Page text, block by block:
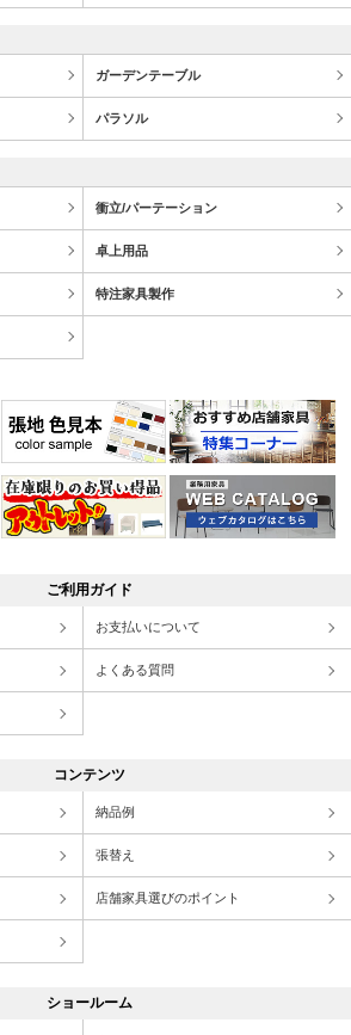
ガーデンテーブル
パラソル
衝立/パーテーション
卓上用品
特注家具製作
ご利用ガイド
お支払いについて
よくある質問
コンテンツ
納品例
張替え
店舗家具選びのポイント
ショールーム